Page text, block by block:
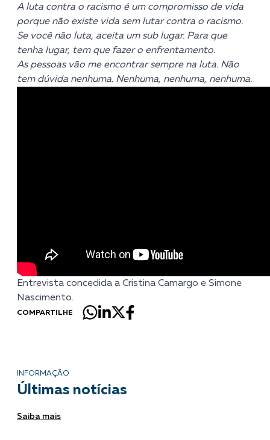
A luta contra o racismo é um compromisso de vida
porque não existe vida sem lutar contra o racismo.
Se você não luta, aceita um sub lugar. Para que
tenha lugar, tem que fazer o enfrentamento.
As pessoas vão me encontrar sempre na luta. Não
tem dúvida nenhuma. Nenhuma, nenhuma, nenhuma.
Entrevista concedida a Cristina Camargo e Simone
Nascimento.
COMPARTILHE
INFORMAÇÃO
Últimas notícias
Saiba mais